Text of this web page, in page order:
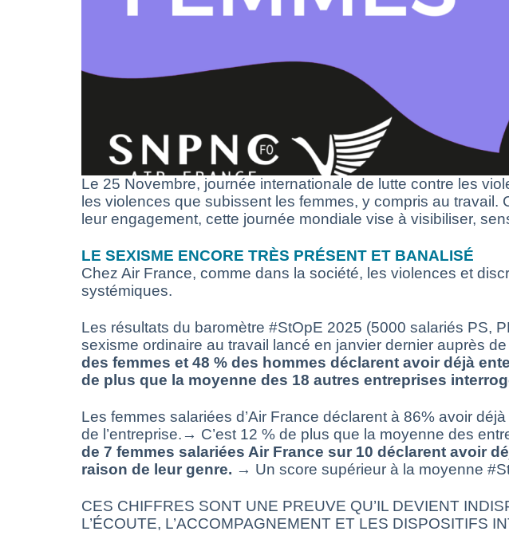
Le 25 Novembre, journée internationale de lutte contre les
les violences que subissent les femmes, y compris au
leur engagement, cette journée mondiale vise à visibiliser,
LE SEXISME ENCORE TRÈS PRÉSENT ET BANALISÉ
Chez Air France, comme dans la société, les violences et
systémiques.
Les résultats du baromètre #StOpE 2025 (5000 salariés PS,
sexisme ordinaire au travail lancé en janvier dernier auprès
des femmes et 48 % des hommes déclarent avoir déjà
de plus que la moyenne des 18 autres entreprises
Les femmes salariées d’Air France déclarent à 86% avoir
de l’entreprise.→ C’est 12 % de plus que la moyenne des
de 7 femmes salariées Air France sur 10 déclarent avoir
raison de leur genre. → Un score supérieur à la moyenne
CES CHIFFRES SONT UNE PREUVE QU’IL DEVIENT
L’ÉCOUTE, L’ACCOMPAGNEMENT ET LES DISPOSITIFS